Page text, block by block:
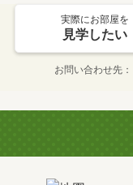
実際にお部屋を
見学したい
お問い合わせ先